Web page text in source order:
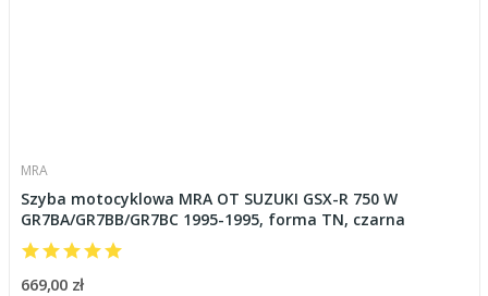
MRA
Szyba motocyklowa MRA OT SUZUKI GSX-R 750 W
GR7BA/GR7BB/GR7BC 1995-1995, forma TN, czarna
669,00 zł